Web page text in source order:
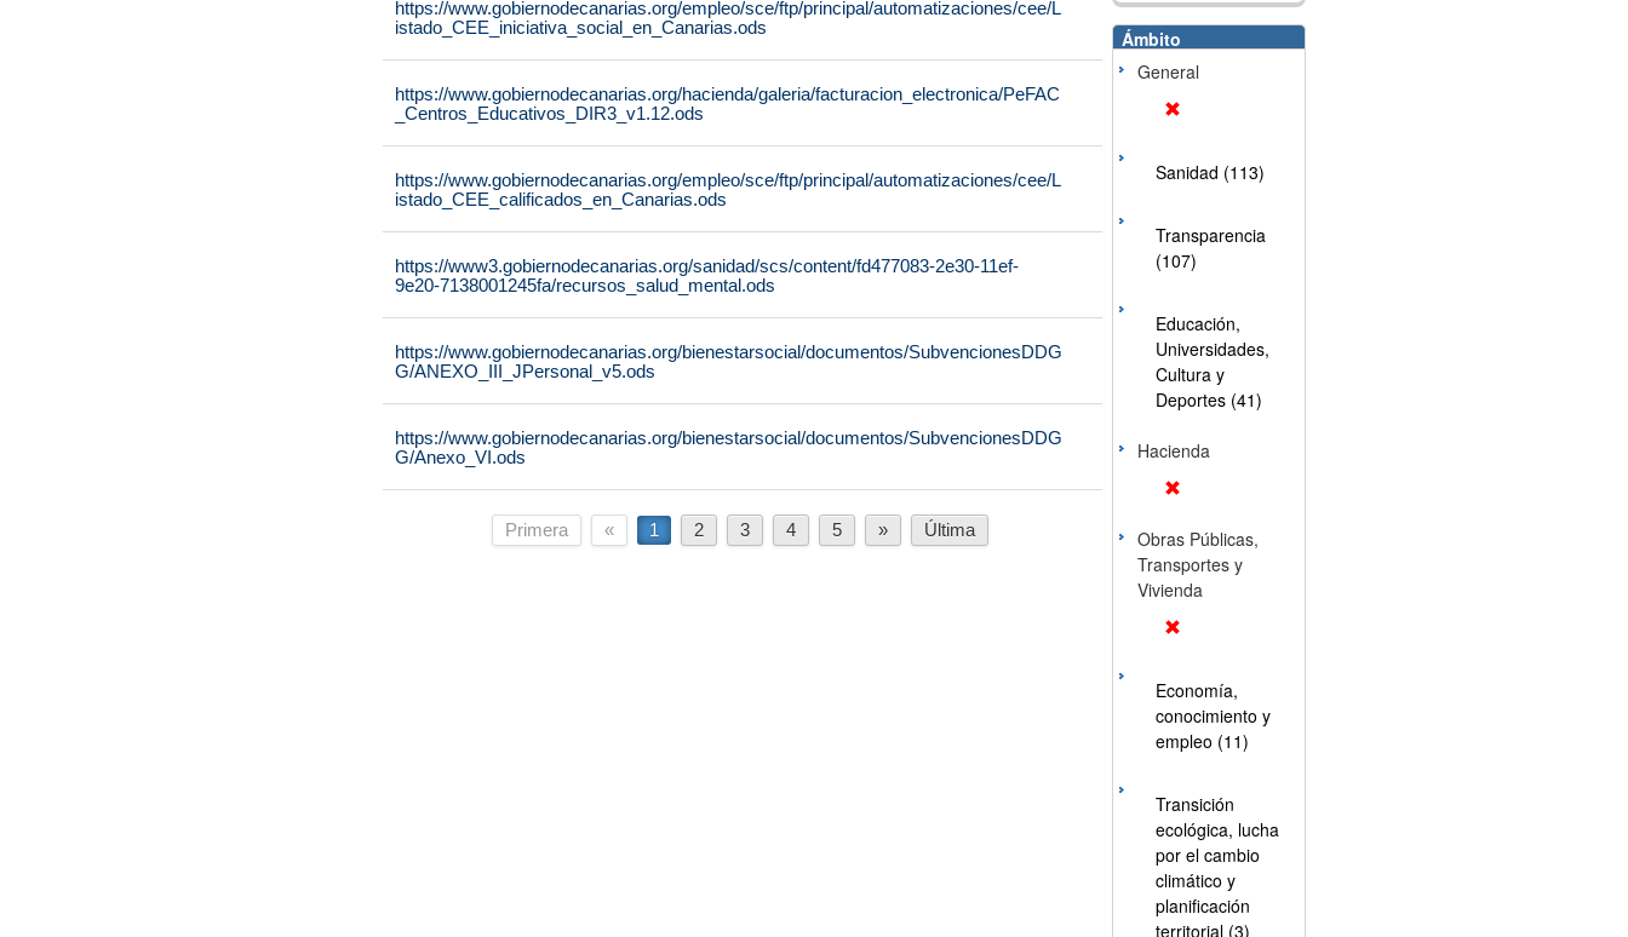
https://www.gobiernodecanarias.org/empleo/sce/ftp/principal/automatizaciones/cee/L
istado_CEE_iniciativa_social_en_Canarias.ods
https://www.gobiernodecanarias.org/hacienda/galeria/facturacion_electronica/PeFAC
_Centros_Educativos_DIR3_v1.12.ods
https://www.gobiernodecanarias.org/empleo/sce/ftp/principal/automatizaciones/cee/L
istado_CEE_calificados_en_Canarias.ods
https://www3.gobiernodecanarias.org/sanidad/scs/content/fd477083-2e30-11ef-
9e20-7138001245fa/recursos_salud_mental.ods
https://www.gobiernodecanarias.org/bienestarsocial/documentos/SubvencionesDDG
G/ANEXO_III_JPersonal_v5.ods
https://www.gobiernodecanarias.org/bienestarsocial/documentos/SubvencionesDDG
G/Anexo_VI.ods
Primera « 1 2 3 4 5 » Última
Ámbito
General
Sanidad (113)
Transparencia
(107)
Educación,
Universidades,
Cultura y
Deportes (41)
Hacienda
Obras Públicas,
Transportes y
Vivienda
Economía,
conocimiento y
empleo (11)
Transición
ecológica, lucha
por el cambio
climático y
planificación
territorial (3)